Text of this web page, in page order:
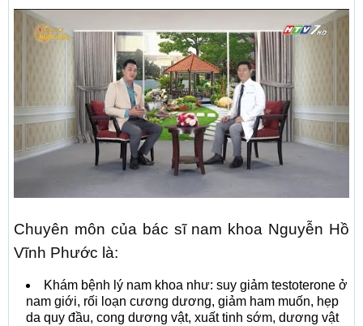
Chuyên môn của bác sĩ nam khoa Nguyễn Hồ
Vĩnh Phước là:
Khám bệnh lý nam khoa như: suy giảm testoterone ở
nam giới, rối loạn cương dương, giảm ham muốn, hẹp
da quy đầu, cong dương vật, xuất tinh sớm, dương vật